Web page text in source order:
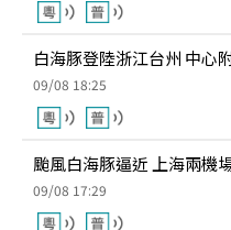
白海豚登陸浙江台州 中心
09/08 18:25
颱風白海豚逼近 上海兩機
09/08 17:29